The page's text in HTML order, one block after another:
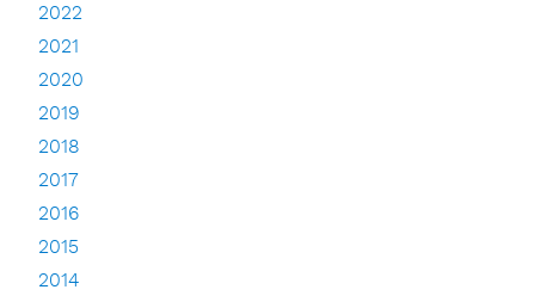
2022
2021
2020
2019
2018
2017
2016
2015
2014